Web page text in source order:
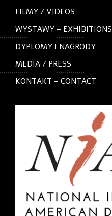
FILMY / VIDEOS
WYSTAWY – EXHIBITIONS
DYPLOMY I NAGRODY
MEDIA / PRESS
KONTAKT – CONTACT